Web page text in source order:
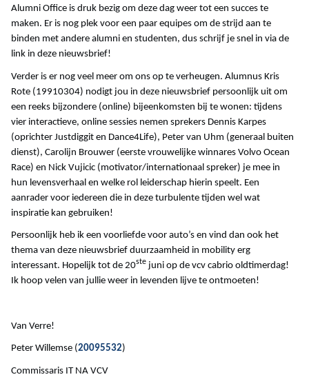
Alumni Office is druk bezig om deze dag weer tot een succes te
maken. Er is nog plek voor een paar equipes om de strijd aan te
binden met andere alumni en studenten, dus schrijf je snel in via de
link in deze nieuwsbrief!
Verder is er nog veel meer om ons op te verheugen. Alumnus Kris
Rote (19910304) nodigt jou in deze nieuwsbrief persoonlijk uit om
een reeks bijzondere (online) bijeenkomsten bij te wonen: tijdens
vier interactieve, online sessies nemen sprekers Dennis Karpes
(oprichter Justdiggit en Dance4Life), Peter van Uhm (generaal buiten
dienst), Carolijn Brouwer (eerste vrouwelijke winnares Volvo Ocean
Race) en Nick Vujicic (motivator/internationaal spreker) je mee in
hun levensverhaal en welke rol leiderschap hierin speelt. Een
aanrader voor iedereen die in deze turbulente tijden wel wat
inspiratie kan gebruiken!
Persoonlijk heb ik een voorliefde voor auto’s en vind dan ook het
thema van deze nieuwsbrief duurzaamheid in mobility erg
interessant. Hopelijk tot de 20ste juni op de vcv cabrio oldtimerdag!
Ik hoop velen van jullie weer in levenden lijve te ontmoeten!
Van Verre!
Peter Willemse (20095532)
Commissaris IT NA VCV